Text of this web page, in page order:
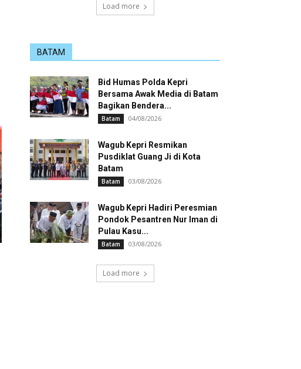
Load more
BATAM
Bid Humas Polda Kepri
Bersama Awak Media di Batam
Bagikan Bendera...
Batam 04/08/2026
Wagub Kepri Resmikan
Pusdiklat Guang Ji di Kota
Batam
Batam 03/08/2026
Wagub Kepri Hadiri Peresmian
Pondok Pesantren Nur Iman di
Pulau Kasu...
Batam 03/08/2026
Load more